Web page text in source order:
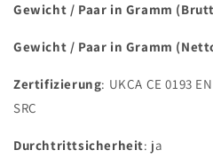
Gewicht / Paar in Gramm
Gewicht / Paar in Gramm
Zertifizierung: UKCA CE 0193
SRC
Durchtrittsicherheit: ja